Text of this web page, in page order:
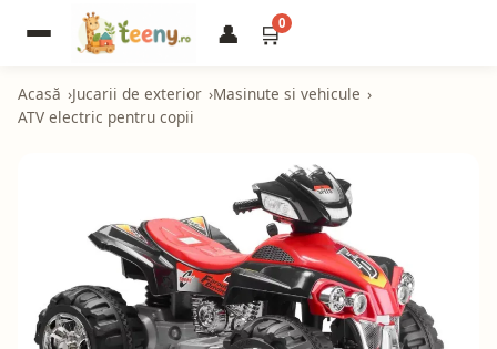
👤 🛒0
Acasă Jucarii de exterior Masinute si vehicule
ATV electric pentru copii